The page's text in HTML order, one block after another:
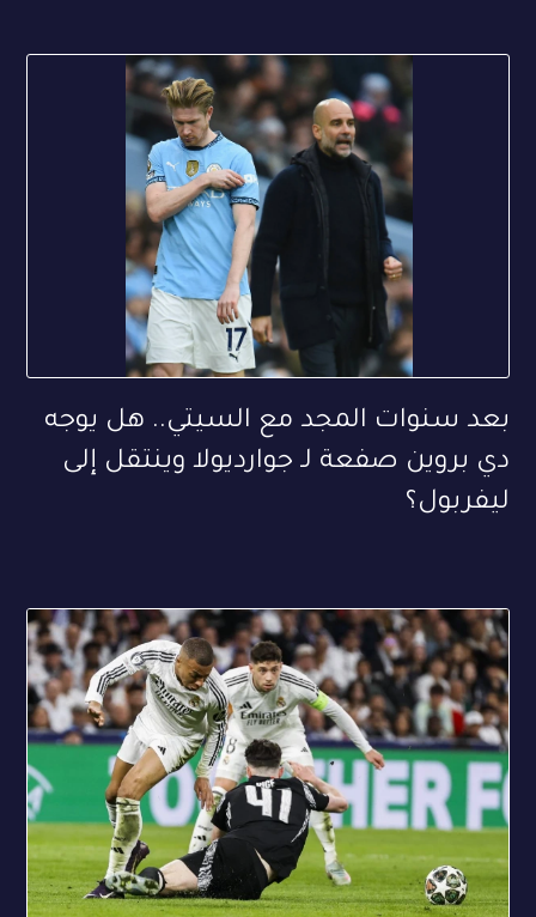
بعد سنوات المجد مع السيتي.. هل يوجه
دي بروين صفعة لـ جوارديولا وينتقل إلى
ليفربول؟